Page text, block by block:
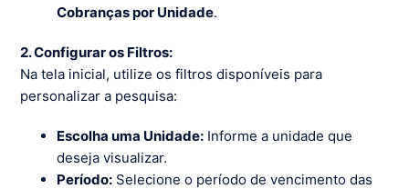
Cobranças por Unidade.
2. Configurar os Filtros:
Na tela inicial, utilize os filtros disponíveis para
personalizar a pesquisa:
Escolha uma Unidade: Informe a unidade que
deseja visualizar.
Período: Selecione o período de vencimento das